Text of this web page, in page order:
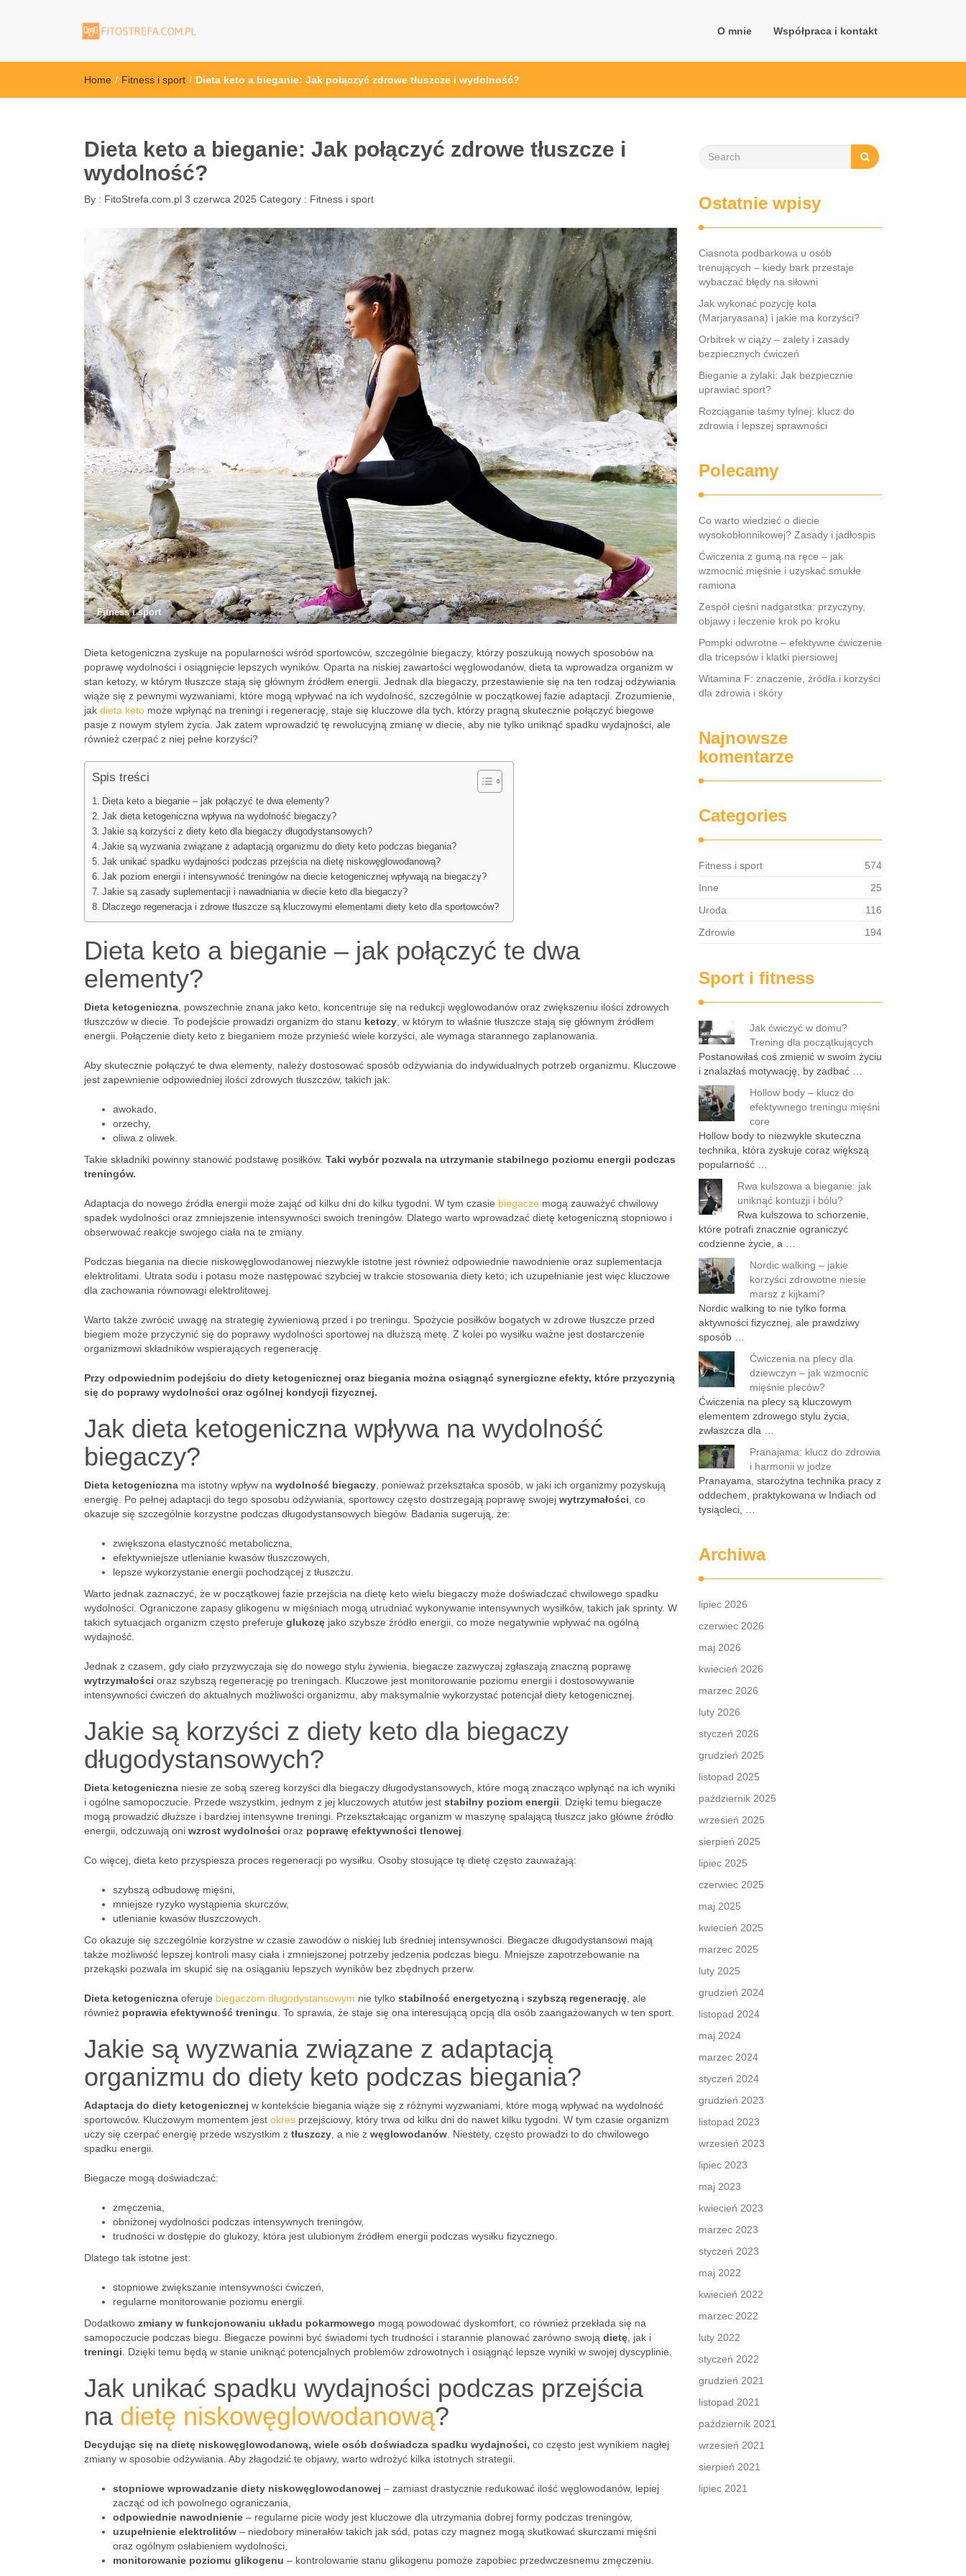
O mnie Współpraca i kontakt
Home / Fitness i sport / Dieta keto a bieganie: Jak połączyć zdrowe tłuszcze i wydolność?
Dieta keto a bieganie: Jak połączyć zdrowe tłuszcze i
wydolność?
By : FitoStrefa.com.pl 3 czerwca 2025 Category : Fitness i sport
Fitness i sport
Dieta ketogeniczna zyskuje na popularności wśród sportowców, szczególnie biegaczy, którzy poszukują nowych sposobów na
poprawę wydolności i osiągnięcie lepszych wyników. Oparta na niskiej zawartości węglowodanów, dieta ta wprowadza organizm w
stan ketozy, w którym tłuszcze stają się głównym źródłem energii. Jednak dla biegaczy, przestawienie się na ten rodzaj odżywiania
wiąże się z pewnymi wyzwaniami, które mogą wpływać na ich wydolność, szczególnie w początkowej fazie adaptacji. Zrozumienie,
jak dieta keto może wpłynąć na treningi i regenerację, staje się kluczowe dla tych, którzy pragną skutecznie połączyć biegowe
pasje z nowym stylem życia. Jak zatem wprowadzić tę rewolucyjną zmianę w diecie, aby nie tylko uniknąć spadku wydajności, ale
również czerpać z niej pełne korzyści?
Spis treści
Dieta keto a bieganie – jak połączyć te dwa elementy?
Jak dieta ketogeniczna wpływa na wydolność biegaczy?
Jakie są korzyści z diety keto dla biegaczy długodystansowych?
Jakie są wyzwania związane z adaptacją organizmu do diety keto podczas biegania?
Jak unikać spadku wydajności podczas przejścia na dietę niskowęglowodanową?
Jak poziom energii i intensywność treningów na diecie ketogenicznej wpływają na biegaczy?
Jakie są zasady suplementacji i nawadniania w diecie keto dla biegaczy?
Dlaczego regeneracja i zdrowe tłuszcze są kluczowymi elementami diety keto dla sportowców?
Dieta keto a bieganie – jak połączyć te dwa
elementy?
Dieta ketogeniczna , powszechnie znana jako keto, koncentruje się na redukcji węglowodanów oraz zwiększeniu ilości zdrowych
tłuszczów w diecie. To podejście prowadzi organizm do stanu ketozy , w którym to właśnie tłuszcze stają się głównym źródłem
energii. Połączenie diety keto z bieganiem może przynieść wiele korzyści, ale wymaga starannego zaplanowania.
Aby skutecznie połączyć te dwa elementy, należy dostosować sposób odżywiania do indywidualnych potrzeb organizmu. Kluczowe
jest zapewnienie odpowiedniej ilości zdrowych tłuszczów, takich jak:
awokado,
orzechy,
oliwa z oliwek.
Takie składniki powinny stanowić podstawę posiłków. Taki wybór pozwala na utrzymanie stabilnego poziomu energii podczas
treningów.
Adaptacja do nowego źródła energii może zająć od kilku dni do kilku tygodni. W tym czasie biegacze mogą zauważyć chwilowy
spadek wydolności oraz zmniejszenie intensywności swoich treningów. Dlatego warto wprowadzać dietę ketogeniczną stopniowo i
obserwować reakcje swojego ciała na te zmiany.
Podczas biegania na diecie niskowęglowodanowej niezwykle istotne jest również odpowiednie nawodnienie oraz suplementacja
elektrolitami. Utrata sodu i potasu może następować szybciej w trakcie stosowania diety keto; ich uzupełnianie jest więc kluczowe
dla zachowania równowagi elektrolitowej.
Warto także zwrócić uwagę na strategię żywieniową przed i po treningu. Spożycie posiłków bogatych w zdrowe tłuszcze przed
biegiem może przyczynić się do poprawy wydolności sportowej na dłuższą metę. Z kolei po wysiłku ważne jest dostarczenie
organizmowi składników wspierających regenerację.
Przy odpowiednim podejściu do diety ketogenicznej oraz biegania można osiągnąć synergiczne efekty, które przyczynią
się do poprawy wydolności oraz ogólnej kondycji fizycznej.
Jak dieta ketogeniczna wpływa na wydolność
biegaczy?
Dieta ketogeniczna ma istotny wpływ na wydolność biegaczy , ponieważ przekształca sposób, w jaki ich organizmy pozyskują
energię. Po pełnej adaptacji do tego sposobu odżywiania, sportowcy często dostrzegają poprawę swojej wytrzymałości , co
okazuje się szczególnie korzystne podczas długodystansowych biegów. Badania sugerują, że:
zwiększona elastyczność metaboliczna,
efektywniejsze utlenianie kwasów tłuszczowych,
lepsze wykorzystanie energii pochodzącej z tłuszczu.
Warto jednak zaznaczyć, że w początkowej fazie przejścia na dietę keto wielu biegaczy może doświadczać chwilowego spadku
wydolności. Ograniczone zapasy glikogenu w mięśniach mogą utrudniać wykonywanie intensywnych wysiłków, takich jak sprinty. W
takich sytuacjach organizm często preferuje glukozę jako szybsze źródło energii, co może negatywnie wpływać na ogólną
wydajność.
Jednak z czasem, gdy ciało przyzwyczaja się do nowego stylu żywienia, biegacze zazwyczaj zgłaszają znaczną poprawę
wytrzymałości oraz szybszą regenerację po treningach. Kluczowe jest monitorowanie poziomu energii i dostosowywanie
intensywności ćwiczeń do aktualnych możliwości organizmu, aby maksymalnie wykorzystać potencjał diety ketogenicznej.
Jakie są korzyści z diety keto dla biegaczy
długodystansowych?
Dieta ketogeniczna niesie ze sobą szereg korzyści dla biegaczy długodystansowych, które mogą znacząco wpłynąć na ich wyniki
i ogólne samopoczucie. Przede wszystkim, jednym z jej kluczowych atutów jest stabilny poziom energii . Dzięki temu biegacze
mogą prowadzić dłuższe i bardziej intensywne treningi. Przekształcając organizm w maszynę spalającą tłuszcz jako główne źródło
energii, odczuwają oni wzrost wydolności oraz poprawę efektywności tlenowej
Co więcej, dieta keto przyspiesza proces regeneracji po wysiłku. Osoby stosujące tę dietę często zauważają:
szybszą odbudowę mięśni,
mniejsze ryzyko wystąpienia skurczów,
utlenianie kwasów tłuszczowych.
Co okazuje się szczególnie korzystne w czasie zawodów o niskiej lub średniej intensywności. Biegacze długodystansowi mają
także możliwość lepszej kontroli masy ciała i zmniejszonej potrzeby jedzenia podczas biegu. Mniejsze zapotrzebowanie na
przekąski pozwala im skupić się na osiąganiu lepszych wyników bez zbędnych przerw.
Dieta ketogeniczna oferuje biegaczom długodystansowym nie tylko stabilność energetyczną i szybszą regenerację , ale
również poprawia efektywność treningu . To sprawia, że staje się ona interesującą opcją dla osób zaangażowanych w ten sport.
Jakie są wyzwania związane z adaptacją
organizmu do diety keto podczas biegania?
Adaptacja do diety ketogenicznej w kontekście biegania wiąże się z różnymi wyzwaniami, które mogą wpływać na wydolność
sportowców. Kluczowym momentem jest okres przejściowy, który trwa od kilku dni do nawet kilku tygodni. W tym czasie organizm
uczy się czerpać energię przede wszystkim z tłuszczy , a nie z węglowodanów . Niestety, często prowadzi to do chwilowego
spadku energii.
Biegacze mogą doświadczać:
zmęczenia,
obniżonej wydolności podczas intensywnych treningów,
trudności w dostępie do glukozy, która jest ulubionym źródłem energii podczas wysiłku fizycznego.
Dlatego tak istotne jest:
stopniowe zwiększanie intensywności ćwiczeń,
regularne monitorowanie poziomu energii.
Dodatkowo zmiany w funkcjonowaniu układu pokarmowego mogą powodować dyskomfort, co również przekłada się na
samopoczucie podczas biegu. Biegacze powinni być świadomi tych trudności i starannie planować zarówno swoją dietę , jak i
treningi . Dzięki temu będą w stanie uniknąć potencjalnych problemów zdrowotnych i osiągnąć lepsze wyniki w swojej dyscyplinie.
Jak unikać spadku wydajności podczas przejścia
na dietę niskowęglowodanową?
Decydując się na dietę niskowęglowodanową, wiele osób doświadcza spadku wydajności, co często jest wynikiem nagłej
zmiany w sposobie odżywiania. Aby złagodzić te objawy, warto wdrożyć kilka istotnych strategii.
stopniowe wprowadzanie diety niskowęglowodanowej – zamiast drastycznie redukować ilość węglowodanów, lepiej
zacząć od ich powolnego ograniczania,
odpowiednie nawodnienie – regularne picie wody jest kluczowe dla utrzymania dobrej formy podczas treningów,
uzupełnienie elektrolitów – niedobory minerałów takich jak sód, potas czy magnez mogą skutkować skurczami mięśni
oraz ogólnym osłabieniem wydolności,
monitorowanie poziomu glikogenu – kontrolowanie stanu glikogenu pomoże zapobiec przedwczesnemu zmęczeniu.
Ostatnie wpisy
Ciasnota podbarkowa u osób
trenujących – kiedy bark przestaje
wybaczać błędy na siłowni
Jak wykonać pozycję kota
(Marjaryasana) i jakie ma korzyści?
Orbitrek w ciąży – zalety i zasady
bezpiecznych ćwiczeń
Bieganie a żylaki: Jak bezpiecznie
uprawiać sport?
Rozciąganie taśmy tylnej: klucz do
zdrowia i lepszej sprawności
Polecamy
Co warto wiedzieć o diecie
wysokobłonnikowej? Zasady i jadłospis
Ćwiczenia z gumą na ręce – jak
wzmocnić mięśnie i uzyskać smukłe
ramiona
Zespół cieśni nadgarstka: przyczyny,
objawy i leczenie krok po kroku
Pompki odwrotne – efektywne ćwiczenie
dla tricepsów i klatki piersiowej
Witamina F: znaczenie, źródła i korzyści
dla zdrowia i skóry
Najnowsze
komentarze
Categories
Fitness i sport
574
Inne
25
Uroda
116
Zdrowie
194
Sport i fitness
Jak ćwiczyć w domu?
Trening dla początkujących
Postanowiłaś coś zmienić w swoim życiu
i znalazłaś motywację, by zadbać …
Hollow body – klucz do
efektywnego treningu mięśni
core
Hollow body to niezwykle skuteczna
technika, która zyskuje coraz większą
popularność …
Rwa kulszowa a bieganie: jak
uniknąć kontuzji i bólu?
Rwa kulszowa to schorzenie,
które potrafi znacznie ograniczyć
codzienne życie, a …
Nordic walking – jakie
korzyści zdrowotne niesie
marsz z kijkami?
Nordic walking to nie tylko forma
aktywności fizycznej, ale prawdziwy
sposób …
Ćwiczenia na plecy dla
dziewczyn – jak wzmocnić
mięśnie pleców?
Ćwiczenia na plecy są kluczowym
elementem zdrowego stylu życia,
zwłaszcza dla …
Pranajama: klucz do zdrowia
i harmonii w jodze
Pranayama, starożytna technika pracy z
oddechem, praktykowana w Indiach od
tysiącleci, …
Archiwa
lipiec 2026
czerwiec 2026
maj 2026
kwiecień 2026
marzec 2026
luty 2026
styczeń 2026
grudzień 2025
listopad 2025
październik 2025
wrzesień 2025
sierpień 2025
lipiec 2025
czerwiec 2025
maj 2025
kwiecień 2025
marzec 2025
luty 2025
grudzień 2024
listopad 2024
maj 2024
marzec 2024
styczeń 2024
grudzień 2023
listopad 2023
wrzesień 2023
lipiec 2023
maj 2023
kwiecień 2023
marzec 2023
styczeń 2023
maj 2022
kwiecień 2022
marzec 2022
luty 2022
styczeń 2022
grudzień 2021
listopad 2021
październik 2021
wrzesień 2021
sierpień 2021
lipiec 2021